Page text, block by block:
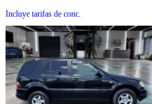
Incluye tarifas de conc.